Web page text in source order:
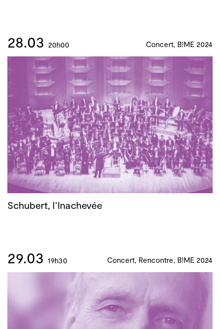
28.03 20h00 Concert, B!ME 2024
Schubert, l’Inachevée
29.03 19h30 Concert, Rencontre, B!ME 2024